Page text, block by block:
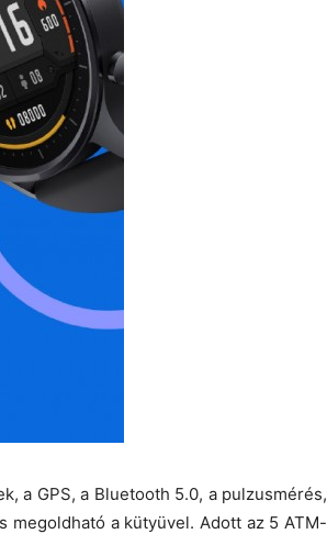
a GPS, a Bluetooth 5.0, a pulzusmérés,
megoldható a kütyüvel. Adott az 5 ATM-